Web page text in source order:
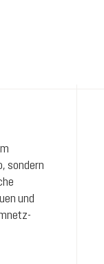
sondern
und